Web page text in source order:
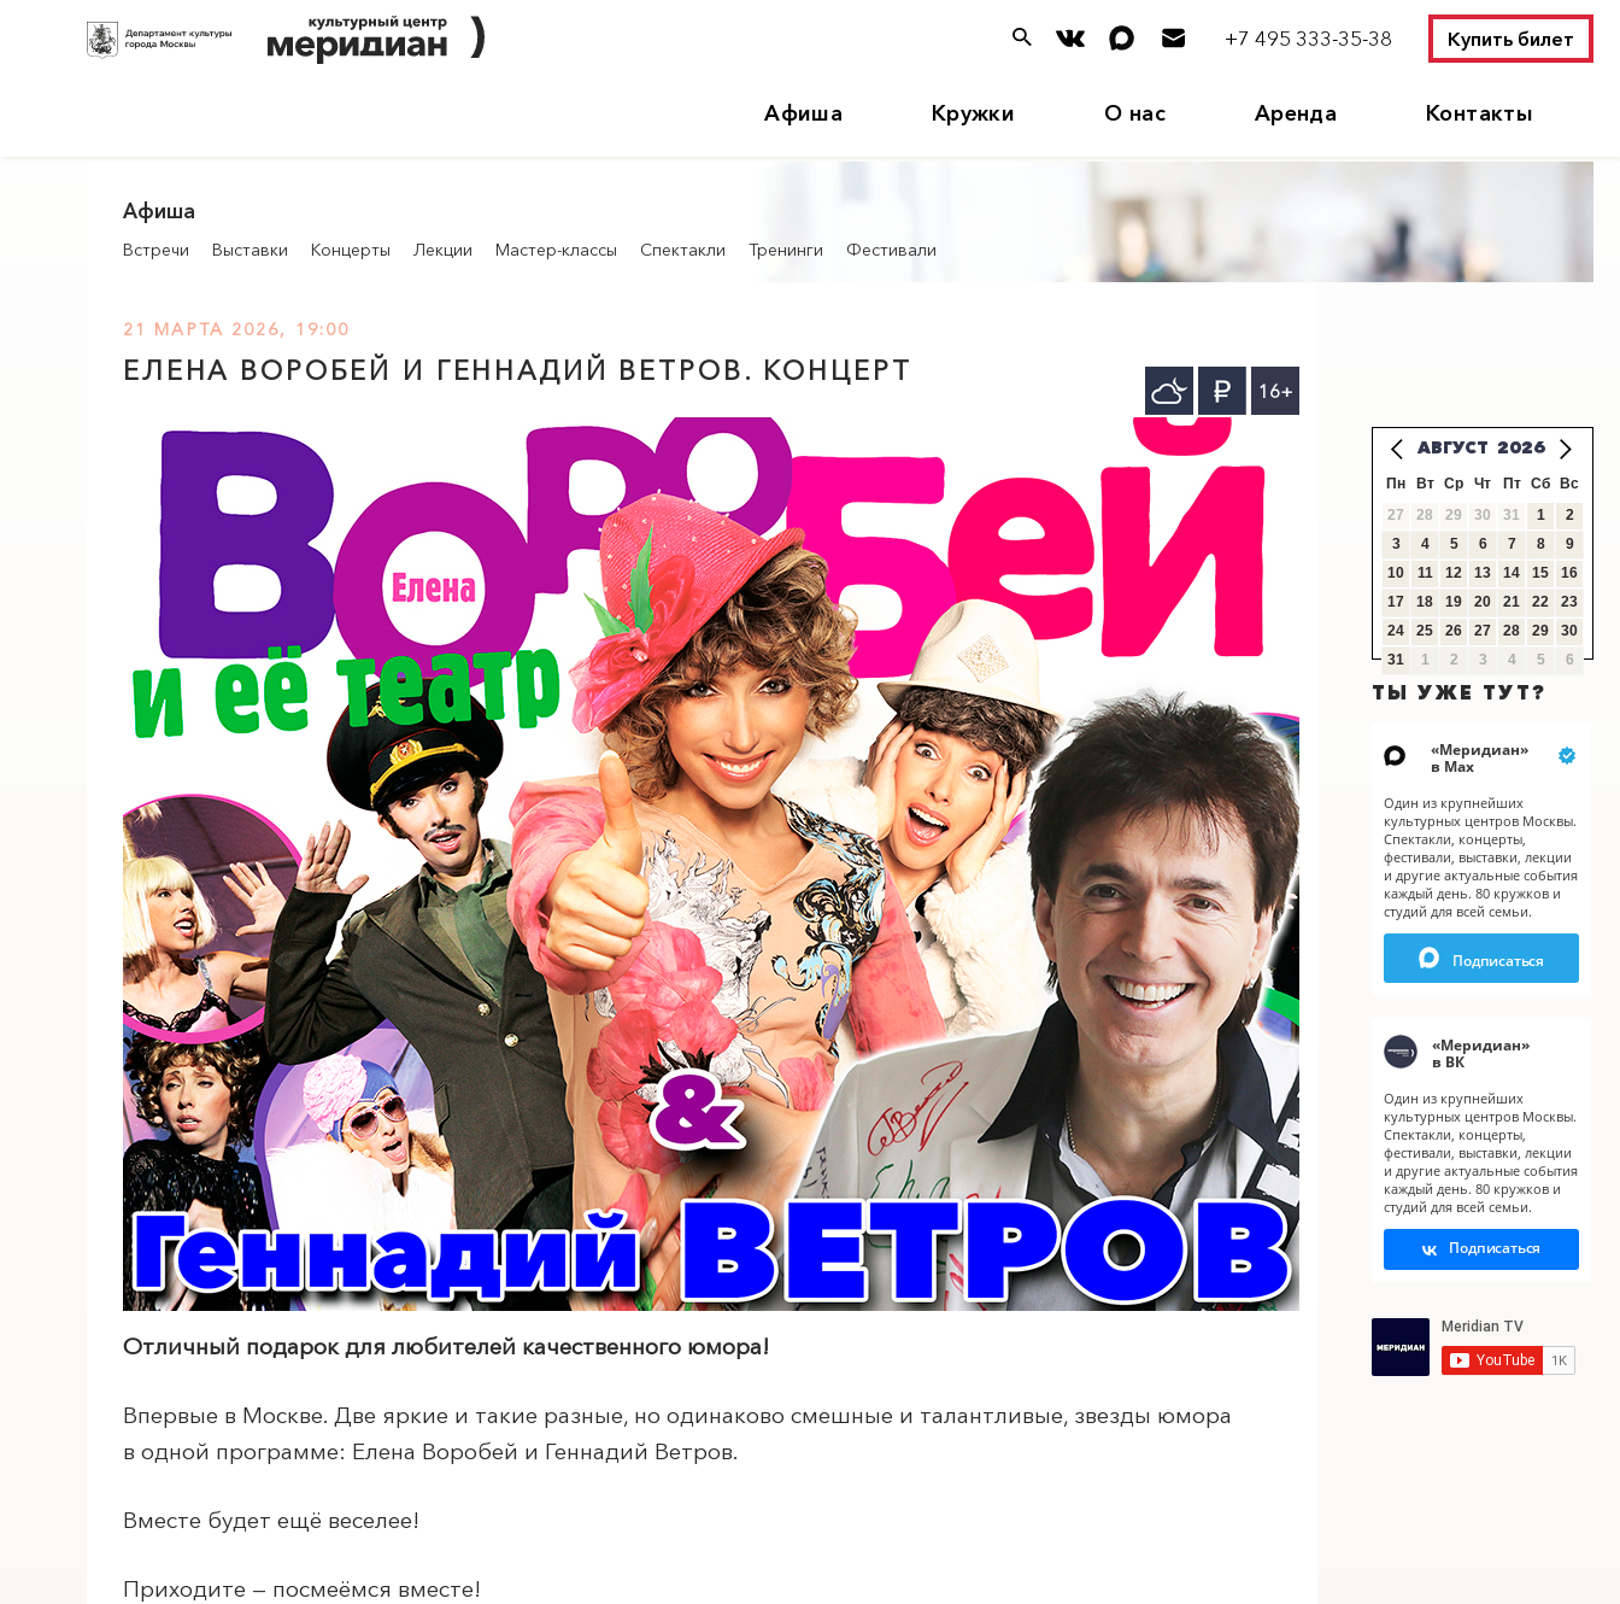
+7 495 333-35-38 Купить билет
Афиша Кружки О нас Аренда Контакты
ПОИСК ПО МЕРОПРИЯТИЯМ X
Афиша
Встречи Выставки Концерты Лекции Мастер-классы Спектакли Тренинги Фестивали
21 МАРТА 2026, 19:00
ЕЛЕНА ВОРОБЕЙ И ГЕННАДИЙ ВЕТРОВ. КОНЦЕРТ
Отличный подарок для любителей качественного юмора!
Впервые в Москве. Две яркие и такие разные, но одинаково смешные и талантливые, звезды юмора
в одной программе: Елена Воробей и Геннадий Ветров.
Вместе будет ещё веселее!
Приходите — посмеёмся вместе!
16+
АВГУСТ 2026
Пн Вт Ср Чт Пт Сб
Вс
27
28 29 30 31 1
2
3
4 5 6 7 8
9
10
11 12 13 14 15
16
17
18 19 20 21 22
23
24
25 26 27 28 29
30
31
1 2 3 4 5 6
ТЫ УЖЕ ТУТ?
«Меридиан»
в Мах
Один из крупнейших
культурных центров Москвы.
Спектакли, концерты,
фестивали, выставки, лекции
и другие актуальные события
каждый день. 80 кружков и
студий для всей семьи.
Подписаться
«Меридиан»
в ВК
Один из крупнейших
культурных центров Москвы.
Спектакли, концерты,
фестивали, выставки, лекции
и другие актуальные события
каждый день. 80 кружков и
студий для всей семьи.
Подписаться